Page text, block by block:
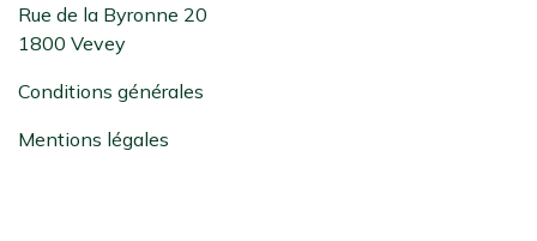
Rue de la Byronne 20
1800 Vevey
Conditions générales
Mentions légales